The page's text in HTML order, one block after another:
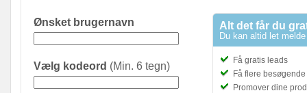
Alt det får du
Du kan altid let
Få gratis leads
Få flere
Promover dine
Ønsket brugernavn
Vælg kodeord (Min. 6 tegn)